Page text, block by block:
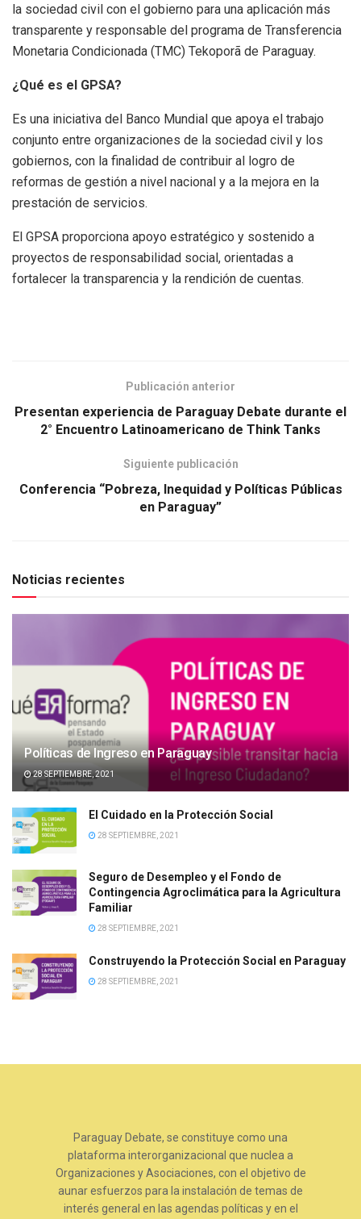
la sociedad civil con el gobierno para una aplicación más
transparente y responsable del programa de Transferencia
Monetaria Condicionada (TMC) Tekoporã de Paraguay.
¿Qué es el GPSA?
Es una iniciativa del Banco Mundial que apoya el trabajo
conjunto entre organizaciones de la sociedad civil y los
gobiernos, con la finalidad de contribuir al logro de
reformas de gestión a nivel nacional y a la mejora en la
prestación de servicios.
El GPSA proporciona apoyo estratégico y sostenido a
proyectos de responsabilidad social, orientadas a
fortalecer la transparencia y la rendición de cuentas.
Publicación anterior
Presentan experiencia de Paraguay Debate durante el
2° Encuentro Latinoamericano de Think Tanks
Siguiente publicación
Conferencia “Pobreza, Inequidad y Políticas Públicas
en Paraguay”
Noticias recientes
Políticas de Ingreso en Paraguay
28 SEPTIEMBRE, 2021
El Cuidado en la Protección Social
28 SEPTIEMBRE, 2021
Seguro de Desempleo y el Fondo de
Contingencia Agroclimática para la Agricultura
Familiar
28 SEPTIEMBRE, 2021
Construyendo la Protección Social en Paraguay
28 SEPTIEMBRE, 2021
Paraguay Debate, se constituye como una
plataforma interorganizacional que nuclea a
Organizaciones y Asociaciones, con el objetivo de
aunar esfuerzos para la instalación de temas de
interés general en las agendas políticas y en el